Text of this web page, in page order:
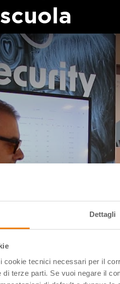
Dettagli
cookie tecnici necessari per il
terze parti. Se vuoi negare il